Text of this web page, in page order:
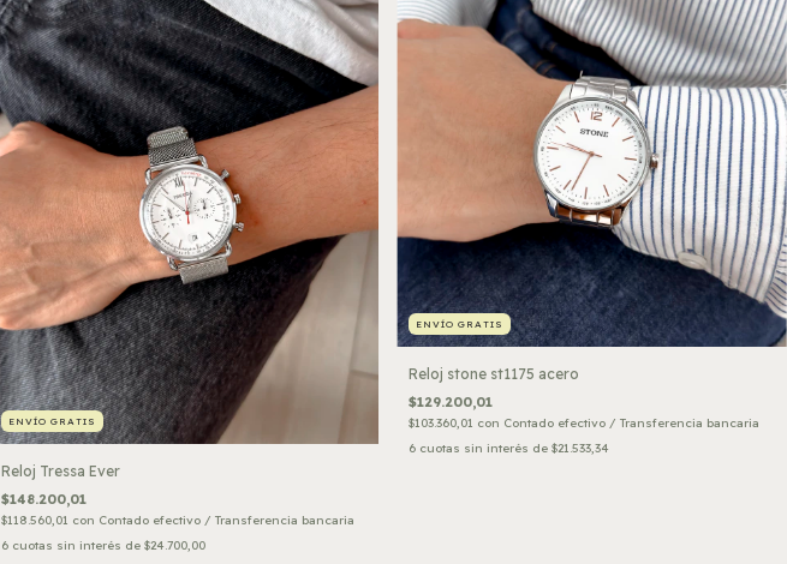
ENVÍO GRATIS
Reloj Tressa Ever
$148.200,01
$118.560,01 con Contado efectivo / Transferencia bancaria
6 cuotas sin interés de $24.700,00
ENVÍO GRATIS
Reloj stone st1175 acero
$129.200,01
$103.360,01 con Contado efectivo / Transferencia bancaria
6 cuotas sin interés de$21.533,34